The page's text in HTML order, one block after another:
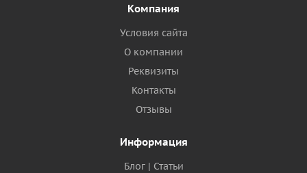
Компания
Условия сайта
О компании
Реквизиты
Контакты
Отзывы
Информация
Блог | Статьи